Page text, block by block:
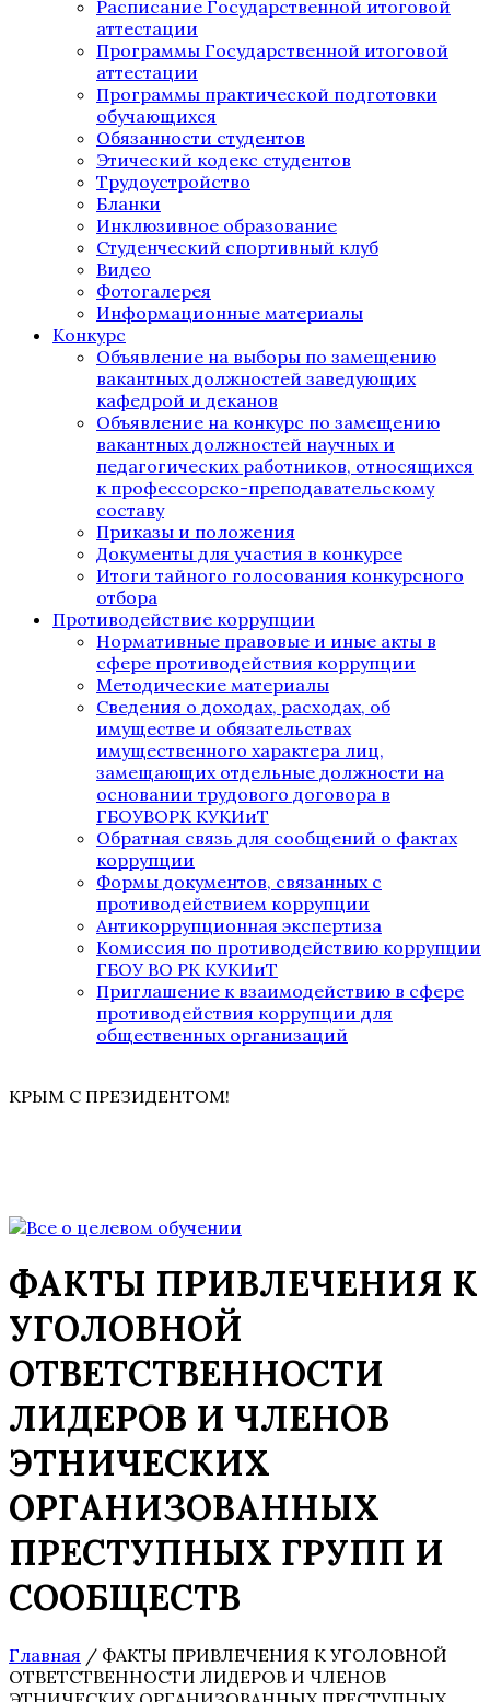
Расписание Государственной итоговой
аттестации
Программы Государственной итоговой
аттестации
Программы практической подготовки
обучающихся
Обязанности студентов
Этический кодекс студентов
Трудоустройство
Бланки
Инклюзивное образование
Студенческий спортивный клуб
Видео
Фотогалерея
Информационные материалы
Конкурс
Объявление на выборы по замещению
вакантных должностей заведующих
кафедрой и деканов
Объявление на конкурс по замещению
вакантных должностей научных и
педагогических работников, относящихся
к профессорско-преподавательскому
составу
Приказы и положения
Документы для участия в конкурсе
Итоги тайного голосования конкурсного
отбора
Противодействие коррупции
Нормативные правовые и иные акты в
сфере противодействия коррупции
Методические материалы
Сведения о доходах, расходах, об
имуществе и обязательствах
имущественного характера лиц,
замещающих отдельные должности на
основании трудового договора в
ГБОУВОРК КУКИиТ
Обратная связь для сообщений о фактах
коррупции
Формы документов, связанных с
противодействием коррупции
Антикоррупционная экспертиза
Комиссия по противодействию коррупции
ГБОУ ВО РК КУКИиТ
Приглашение к взаимодействию в сфере
противодействия коррупции для
общественных организаций
КРЫМ С ПРЕЗИДЕНТОМ!
ФАКТЫ ПРИВЛЕЧЕНИЯ К
УГОЛОВНОЙ
ОТВЕТСТВЕННОСТИ
ЛИДЕРОВ И ЧЛЕНОВ
ЭТНИЧЕСКИХ
ОРГАНИЗОВАННЫХ
ПРЕСТУПНЫХ ГРУПП И
СООБЩЕСТВ
Главная / ФАКТЫ ПРИВЛЕЧЕНИЯ К УГОЛОВНОЙ
ОТВЕТСТВЕННОСТИ ЛИДЕРОВ И ЧЛЕНОВ